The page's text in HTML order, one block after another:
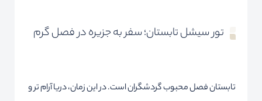
تور سیشل تابستان؛ سفر به جزیره در فصل گرم
تابستان فصل محبوب گردشگران است. در این زمان، دریا آرام تر و